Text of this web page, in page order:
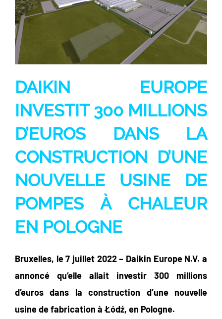
DAIKIN EUROPE
INVESTIT 300 MILLIONS
D’EUROS DANS LA
CONSTRUCTION D’UNE
NOUVELLE USINE DE
POMPES À CHALEUR
EN POLOGNE
Bruxelles, le 7 juillet 2022 – Daikin Europe N.V. a
annoncé qu’elle allait investir 300 millions
d’euros dans la construction d’une nouvelle
usine de fabrication à Łódź, en Pologne.